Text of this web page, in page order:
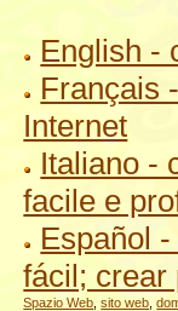
English -
Français
Internet
Italiano -
facile e
Español
fácil; crear
Spazio Web ,sito web ,